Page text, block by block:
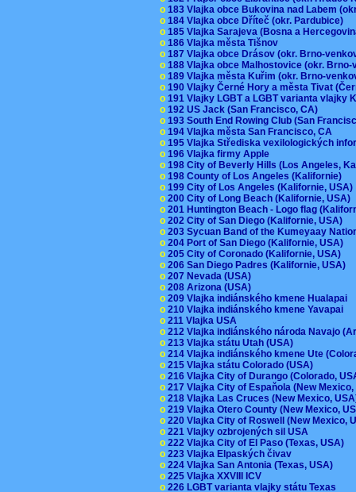
o 183 Vlajka obce Bukovina nad Labem
o 184 Vlajka obce Dříteč (okr. Pardubice)
o 185 Vlajka Sarajeva (Bosna a
o 186 Vlajka města Tišnov
o 187 Vlajka obce Drásov (okr. Brno-
o 188 Vlajka obce Malhostovice (okr.
o 189 Vlajka města Kuřim (okr. Brno-
o 190 Vlajky Černé Hory a města Tivat
o 191 Vlajky LGBT a LGBT varianta vlajky
o 192 US Jack (San Francisco, CA)
o 193 South End Rowing Club (San
o 194 Vlajka města San Francisco, CA
o 195 Vlajka Střediska vexilologických
o 196 Vlajka firmy Apple
o 198 City of Beverly Hills (Los Angeles,
o 198 County of Los Angeles (Kalifornie)
o 199 City of Los Angeles (Kalifornie,
o 200 City of Long Beach (Kalifornie, USA)
o 201 Huntington Beach - Logo flag
o 202 City of San Diego (Kalifornie, USA)
o 203 Sycuan Band of the Kumeyaay
o 204 Port of San Diego (Kalifornie, USA)
o 205 City of Coronado (Kalifornie, USA)
o 206 San Diego Padres (Kalifornie, USA)
o 207 Nevada (USA)
o 208 Arizona (USA)
o 209 Vlajka indiánského kmene Hualapai
o 210 Vlajka indiánského kmene Yavapai
o 211 Vlajka USA
o 212 Vlajka indiánského národa Navajo
o 213 Vlajka státu Utah (USA)
o 214 Vlajka indiánského kmene Ute
o 215 Vlajka státu Colorado (USA)
o 216 Vlajka City of Durango (Colorado,
o 217 Vlajka City of Espaňola (New
o 218 Vlajka Las Cruces (New Mexico,
o 219 Vlajka Otero County (New Mexico,
o 220 Vlajka City of Roswell (New Mexico,
o 221 Vlajky ozbrojených sil USA
o 222 Vlajka City of El Paso (Texas, USA)
o 223 Vlajka Elpaských čivav
o 224 Vlajka San Antonia (Texas, USA)
o 225 Vlajka XXVIII ICV
o 226 LGBT varianta vlajky státu Texas